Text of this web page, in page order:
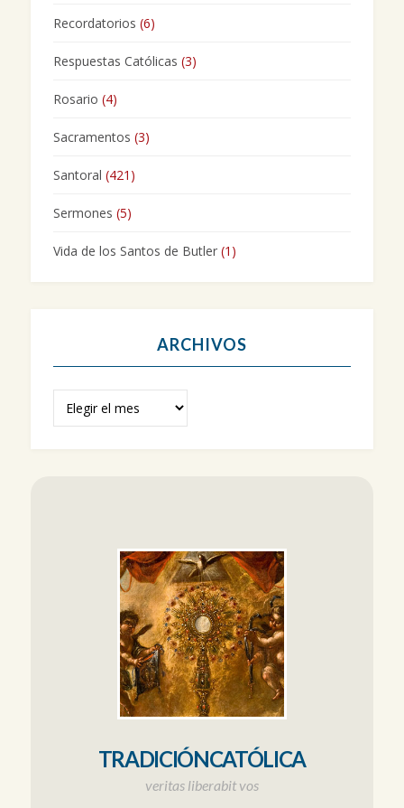
Recordatorios (6)
Respuestas Católicas (3)
Rosario (4)
Sacramentos (3)
Santoral (421)
Sermones (5)
Vida de los Santos de Butler(1)
ARCHIVOS
TRADICIÓNCATÓLICA
veritas liberabit vos